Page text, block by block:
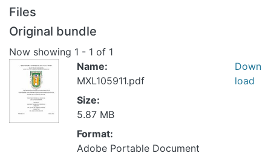
Files
Original bundle
Now showing 1 - 1 of 1
Name:
MXL105911.pdf
Size:
5.87 MB
Format:
Adobe Portable Document
Down
load